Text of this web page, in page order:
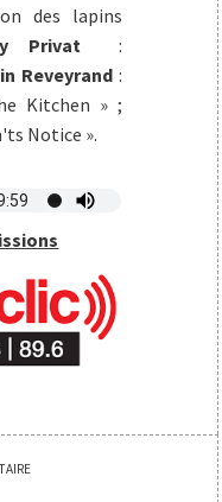
des lapins
Privat:
Reveyrand :
Kitchen » ;
Notice ».